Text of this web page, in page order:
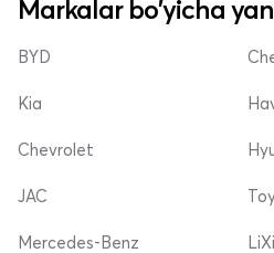
Markalar bo'yicha
BYD
Kia
Chevrolet
JAC
Mercedes-Benz